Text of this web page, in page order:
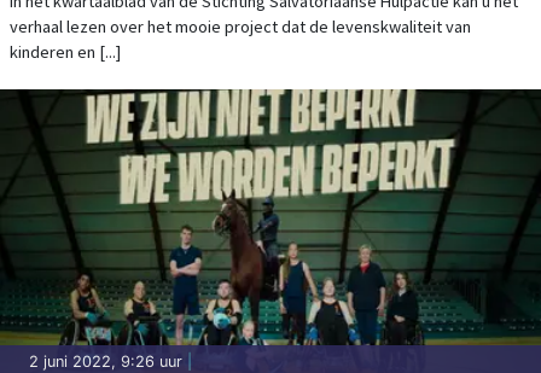
verhaal lezen over het mooie project dat de levenskwaliteit van
kinderen en [...]
2 juni 2022, 9:26 uur